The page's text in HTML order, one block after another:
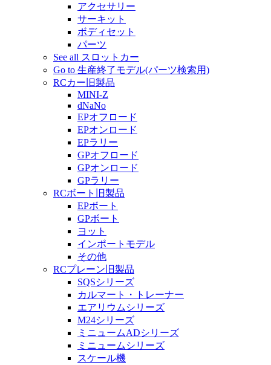
アクセサリー
サーキット
ボディセット
パーツ
See all スロットカー
Go to 生産終了モデル(パーツ検索用)
RCカー旧製品
MINI-Z
dNaNo
EPオフロード
EPオンロード
EPラリー
GPオフロード
GPオンロード
GPラリー
RCボート旧製品
EPボート
GPボート
ヨット
インポートモデル
その他
RCプレーン旧製品
SQSシリーズ
カルマート・トレーナー
エアリウムシリーズ
M24シリーズ
ミニュームADシリーズ
ミニュームシリーズ
スケール機